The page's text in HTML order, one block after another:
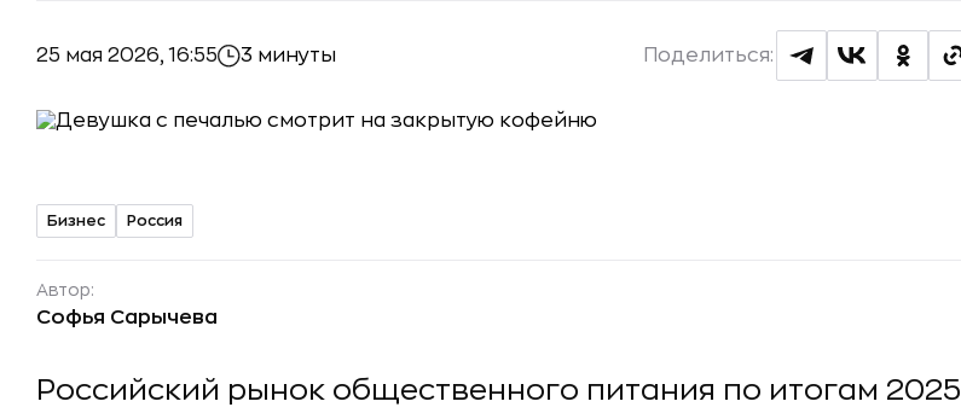
25 мая 2026, 16:55 3 минуты Поделиться:
Бизнес Россия
Автор:
Софья Сарычева
Российский рынок общественного питания по итогам 2025